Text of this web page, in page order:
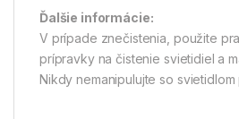
Ďalšie informácie:
V prípade znečistenia, použite
prípravky na čistenie svietidiel a
Nikdy nemanipulujte so svietidlom